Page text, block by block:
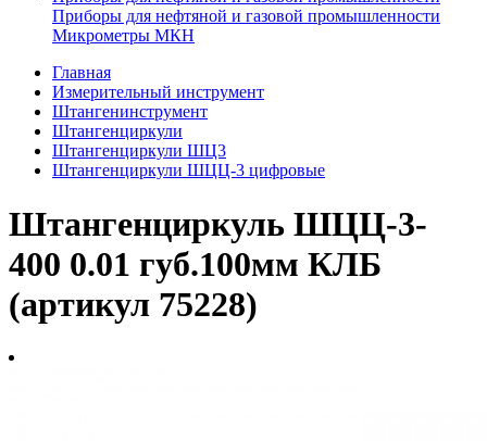
Приборы для нефтяной и газовой промышленности
Микрометры МКН
Главная
Измерительный инструмент
Штангенинструмент
Штангенциркули
Штангенциркули ШЦ3
Штангенциркули ШЦЦ-3 цифровые
Штангенциркуль ШЦЦ-3-
400 0.01 губ.100мм КЛБ
(артикул 75228)